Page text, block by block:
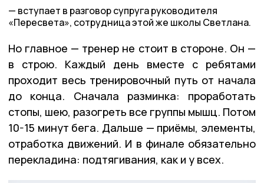
вступает в разговор супруга руководителя
«Пересвета», сотрудница этой же школы Светлана.
Но главное — тренер не стоит в стороне. Он —
в строю. Каждый день вместе с ребятами
проходит весь тренировочный путь от начала
до конца. Сначала разминка: проработать
стопы, шею, разогреть все группы мышц. Потом
10-15 минут бега. Дальше — приёмы, элементы,
отработка движений. И в финале обязательно
перекладина: подтягивания, как и у всех.